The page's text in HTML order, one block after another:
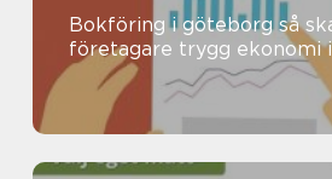
Bokföring i göteborg så skapar
företagare trygg ekonomi